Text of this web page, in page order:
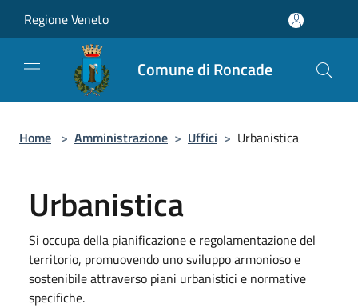
Regione Veneto
Comune di Roncade
Home > Amministrazione > Uffici > Urbanistica
Urbanistica
Si occupa della pianificazione e regolamentazione del
territorio, promuovendo uno sviluppo armonioso e
sostenibile attraverso piani urbanistici e normative
specifiche.